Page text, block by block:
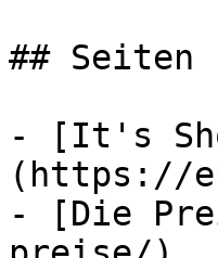
## Seiten
- [It's
(https://
- [Die